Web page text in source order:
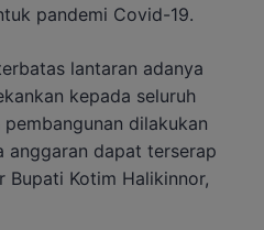
pandemi Covid-19.
lantaran adanya
kepada seluruh
dilakukan
anggaran dapat terserap
Bupati Kotim Halikinnor,